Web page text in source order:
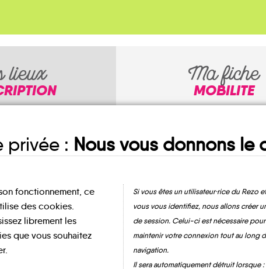
lieux
- GISORS
D'INSCRIPTION
Ma fiche
MOBILITE
Gamaches-en-
Vexin
privée : Nous vous donnons le
fonctionnement, ce
des cookies.
librement les
que vous souhaitez
Si vous êtes un utilisateur·rice du Rezo
vous vous identifiez, nous allons créer
de session. Celui-ci est nécessaire pour
maintenir votre connexion tout au long
navigation.
Il sera automatiquement détruit lorsque :